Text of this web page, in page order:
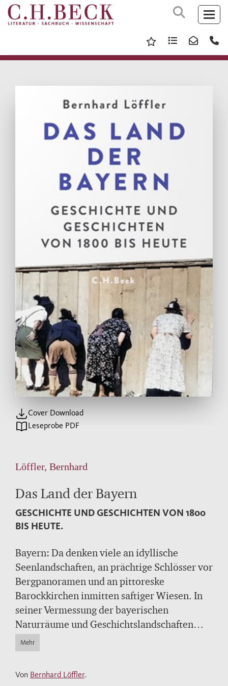
Cover Download
Leseprobe PDF
Löffler, Bernhard
Das Land der Bayern
GESCHICHTE UND GESCHICHTEN VON 1800
BIS HEUTE.
Bayern: Da denken viele an idyllische
Seenlandschaften, an prächtige Schlösser vor
Bergpanoramen und an pittoreske
Barockkirchen inmitten saftiger Wiesen. In
seiner Vermessung der bayerischen
Naturräume und Geschichtslandschaften
eröffnet der Historiker Bernhard Löffler
dagegen neue, ungewöhnliche Zugänge zu
nimmt uns mit auf eine Reise vom Anfang
Mehr
Von Bernhard Löffler.